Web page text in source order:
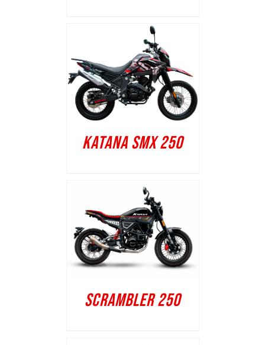
KATANA SMX 250
SCRAMBLER 250